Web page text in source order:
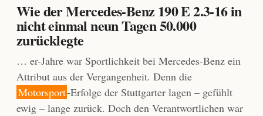
Wie der Mercedes-Benz 190 E 2.3-16 in
nicht einmal neun Tagen 50.000
zurücklegte
… er-Jahre war Sportlichkeit bei Mercedes-Benz ein
Attribut aus der Vergangenheit. Denn die
Motorsport-Erfolge der Stuttgarter lagen – gefühlt
ewig – lange zurück. Doch den Verantwortlichen war